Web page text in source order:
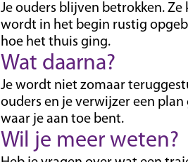
Je ouders blijven betrokken.
wordt in het begin rustig
hoe het thuis ging.
Wat daarna?
Je wordt niet zomaar
ouders en je verwijzer een
waar je aan toe bent.
Wil je meer weten?